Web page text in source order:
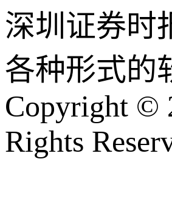
深圳证券时
各种形式的
Copyright ©
Rights